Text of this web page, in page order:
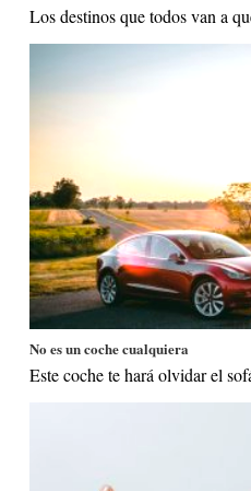
Los destinos que todos van a
No es un coche cualquiera
Este coche te hará olvidar el